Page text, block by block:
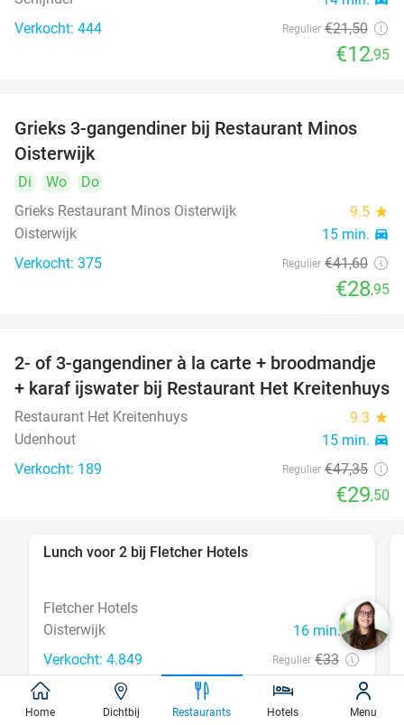
Verkocht: 444 Regulier €21,50
€12,95
30%
Grieks 3-gangendiner bij Restaurant Minos
Oisterwijk
Di Wo
Do
Grieks Restaurant Minos Oisterwijk
9.5 star
Oisterwijk 15 min. directions_car
Verkocht: 375 Regulier €41,60
€28,95
38%
2- of 3-gangendiner à la carte + broodmandje
+ karaf ijswater bij Restaurant Het Kreitenhuys
Restaurant Het Kreitenhuys 9.3 star
Udenhout 15 min. directions_car
Verkocht: 189 Regulier €47,35
€29,50
Lunch voor 2 bij Fletcher Hotels
Fletcher Hotels
Oisterwijk
16 min.directions_car
Verkocht: 4.849 Regulier €33
,90
Home Dichtbij Restaurants Hotels Menu